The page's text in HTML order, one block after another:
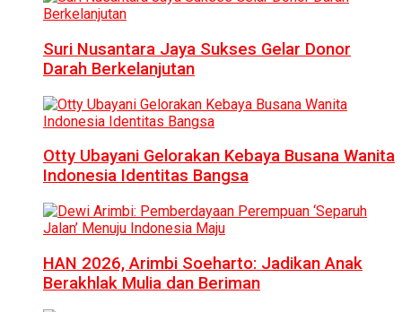
Suri Nusantara Jaya Sukses Gelar Donor
Darah Berkelanjutan
Otty Ubayani Gelorakan Kebaya Busana Wanita
Indonesia Identitas Bangsa
HAN 2026, Arimbi Soeharto: Jadikan Anak
Berakhlak Mulia dan Beriman